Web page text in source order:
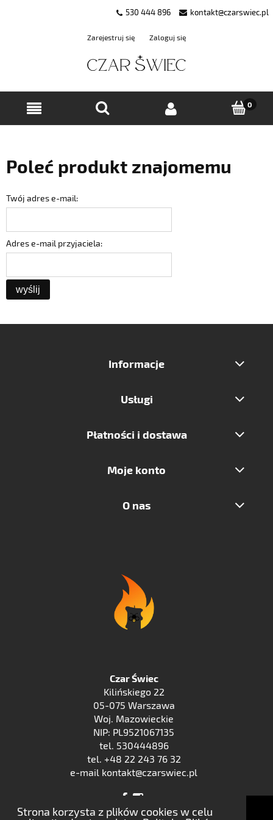
Strona korzysta z plików cookies w celu
530 444 896 kontakt@czarswiec.pl
Zarejestruj się Zaloguj się
Poleć produkt znajomemu
Twój adres e-mail:
Adres e-mail przyjaciela:
wyślij
Informacje
Usługi
Płatności i dostawa
Moje konto
O nas
Czar Świec
Kilińskiego 22
05-075 Warszawa
Woj. Mazowieckie
NIP: PL9521067135
tel. 530444896
tel. +48 22 243 76 32
e-mail kontakt@czarswiec.pl